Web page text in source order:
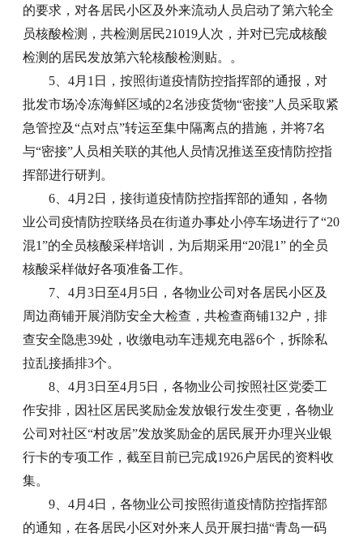
的要求，对各居民小区及外来流动人员启动了第六轮全
员核酸检测，共检测居民21019人次，并对已完成核酸
检测的居民发放第六轮核酸检测贴。。
5、4月1日，按照街道疫情防控指挥部的通报，对
批发市场冷冻海鲜区域的2名涉疫货物“密接”人员采取紧
急管控及“点对点”转运至集中隔离点的措施，并将7名
与“密接”人员相关联的其他人员情况推送至疫情防控指
挥部进行研判。
6、4月2日，接街道疫情防控指挥部的通知，各物
业公司疫情防控联络员在街道办事处小停车场进行了“20
混1”的全员核酸采样培训，为后期采用“20混1” 的全员
核酸采样做好各项准备工作。
7、4月3日至4月5日，各物业公司对各居民小区及
周边商铺开展消防安全大检查，共检查商铺132户，排
查安全隐患39处，收缴电动车违规充电器6个，拆除私
拉乱接插排3个。
8、4月3日至4月5日，各物业公司按照社区党委工
作安排，因社区居民奖励金发放银行发生变更，各物业
公司对社区“村改居”发放奖励金的居民展开办理兴业银
行卡的专项工作，截至目前已完成1926户居民的资料收
集。
9、4月4日，各物业公司按照街道疫情防控指挥部
的通知，在各居民小区对外来人员开展扫描“青岛一码